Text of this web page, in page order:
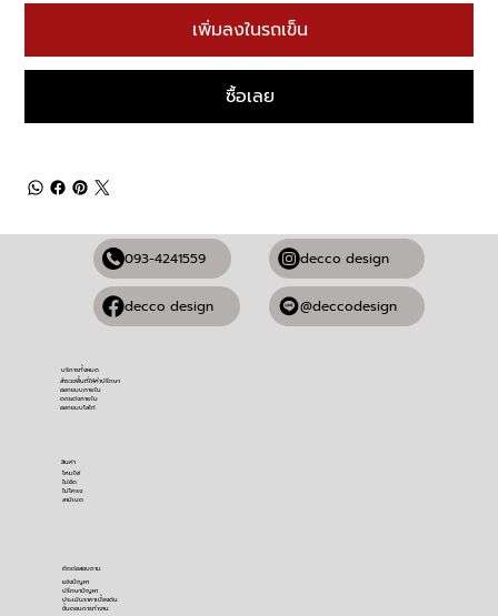
เพิ่มลงในรถเข็น
ซื้อเลย
093-4241559
decco design
decco design
@deccodesign
บริการทั้งหมด
สำรวจพื้นที่ให้คำปรึกษา
ออกแบบภายใน
ตกแต่งภายใน
ออกแบบโลโก้
สินค้า
โคมไฟ
ไม้อัด
ไม้โครง
ลามิเนต
ติดต่อสอบถาม
​แจ้งปัญหา
ปรึกษาปัญหา
ประเมินราคาเบื้องต้น
ขั้นตอนการทำงาน